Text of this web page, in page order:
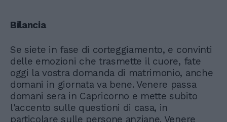
Bilancia
Se siete in fase di corteggiamento, e convinti
delle emozioni che trasmette il cuore, fate
oggi la vostra domanda di matrimonio, anche
domani in giornata va bene. Venere passa
domani sera in Capricorno e mette subito
l'accento sulle questioni di casa, in
particolare sulle persone anziane. Venere